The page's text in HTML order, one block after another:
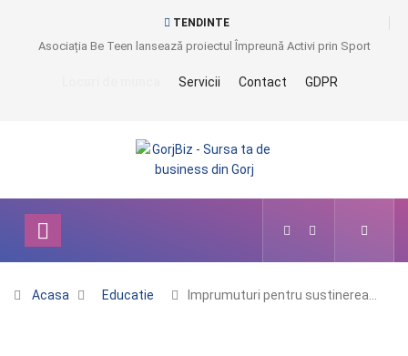
TENDINTE
Asociația Be Teen lansează proiectul Împreună Activi prin Sport
Servicii Contact GDPR
Acasa Educatie Imprumuturi pentru sustinerea…